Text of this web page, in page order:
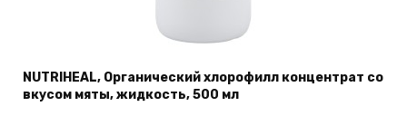
NUTRIHEAL, Органический хлорофилл концентрат со
вкусом мяты, жидкость, 500 мл